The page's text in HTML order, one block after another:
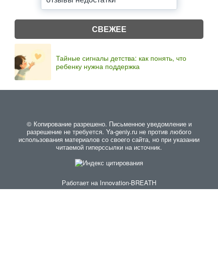
СВЕЖЕЕ
Тайные сигналы детства: как понять, что
ребенку нужна поддержка
© Копирование разрешено. Письменное уведомление и
разрешение не требуется. Ya-geniy.ru не против любого
использования материалов со своего сайта, но при указании
читаемой гиперссылки на источник.
Работает на Innovation-BREATH